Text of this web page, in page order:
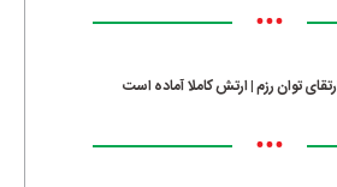
•••
توان رزم | ارتش کاملا آماده است
•••